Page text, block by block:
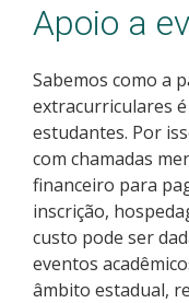
Apoio a
Sabemos como a
extracurriculares
estudantes. Por
com chamadas
financeiro para
inscrição,
custo pode ser
eventos
âmbito estadual,